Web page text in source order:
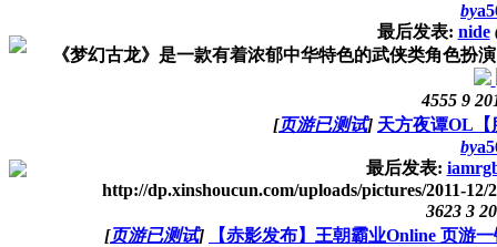
by
最后发表: nide
《梦幻古龙》是一款有着浓郁中华特色的武侠类角色扮
4555 9
[页游已测试] 天方夜谭OL【
by
最后发表:
http://dp.xinshoucun.com/uploads/pictures/2011-12/
3623 3
[页游已测试]
【赤影发布】王朝霸业Online 页游